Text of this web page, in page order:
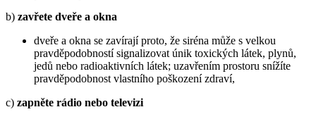
b) zavřete dveře a okna
dveře a okna se zavírají proto, že siréna může s velkou
pravděpodobností signalizovat únik toxických látek, plynů,
jedů nebo radioaktivních látek; uzavřením prostoru snížíte
pravděpodobnost vlastního poškození zdraví,
c) zapněte rádio nebo televizi